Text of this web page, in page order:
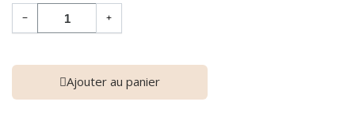
− +
Ajouter au panier